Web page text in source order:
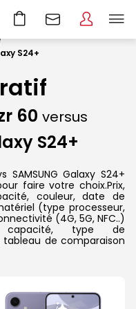
S24+
60 versus
S24+
SAMSUNG Galaxy S24+
faire votre choix.Prix,
couleur, date de
(type processeur,
(4G, 5G, NFC..)
capacité, type de
de comparaison